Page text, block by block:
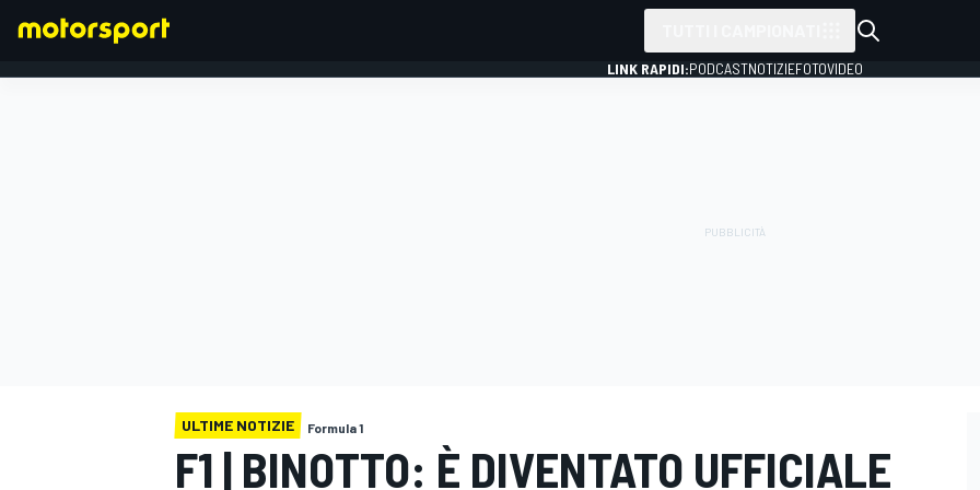
LINK RAPIDI:PODCASTNOTIZIEFOTOVIDEO
ULTIME NOTIZIE Formula 1
F1 | BINOTTO: È DIVENTATO UFFICIALE